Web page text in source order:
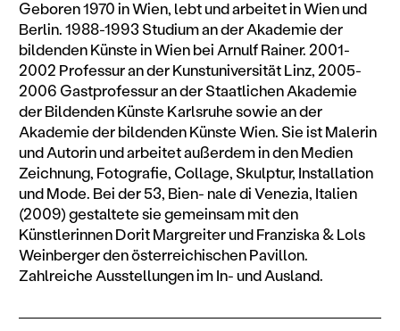
Geboren 1970 in Wien, lebt und arbeitet in Wien und
Berlin. 1988-1993 Studium an der Akademie der
bildenden Künste in Wien bei Arnulf Rainer. 2001-
2002 Professur an der Kunstuniversität Linz, 2005-
2006 Gastprofessur an der Staatlichen Akademie
der Bildenden Künste Karlsruhe sowie an der
Akademie der bildenden Künste Wien. Sie ist Malerin
und Autorin und arbeitet außerdem in den Medien
Zeichnung, Fotografie, Collage, Skulptur, Installation
und Mode. Bei der 53, Bien- nale di Venezia, Italien
(2009) gestaltete sie gemeinsam mit den
Künstlerinnen Dorit Margreiter und Franziska & Lols
Weinberger den österreichischen Pavillon.
Zahlreiche Ausstellungen im In- und Ausland.